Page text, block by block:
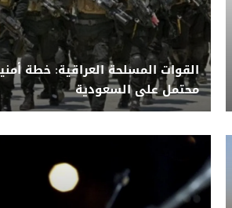
القوات المسلحة العراقية: خطة
محتمل على السعودية